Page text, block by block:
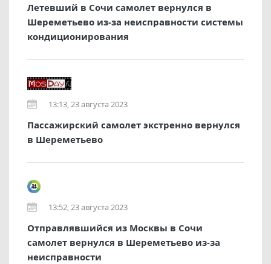
Летевший в Сочи самолет вернулся в
Шереметьево из-за неисправности системы
кондиционирования
13:13, 23 августа 2023
Пассажирский самолет экстренно вернулся
в Шереметьево
13:52, 23 августа 2023
Отправлявшийся из Москвы в Сочи
самолет вернулся в Шереметьево из-за
неисправности